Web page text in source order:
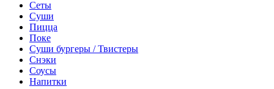
Сеты
Суши
Пицца
Поке
Суши бургеры / Твистеры
Снэки
Соусы
Напитки